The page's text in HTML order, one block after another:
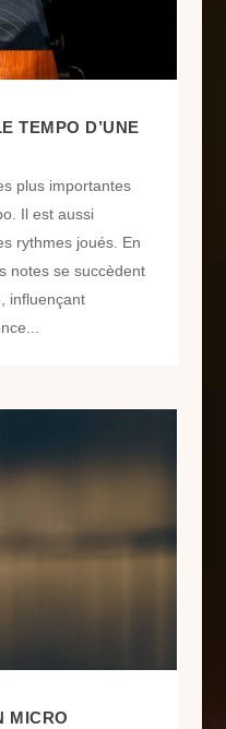
TEMPO D’UNE
plus importantes
Il est aussi
rythmes joués. En
notes se succèdent
influençant
MICRO